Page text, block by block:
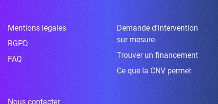
Mentions légales
RGPD
FAQ
Demande d’intervention
sur mesure
Trouver un financement
Ce que la CNV permet
Nous contacter